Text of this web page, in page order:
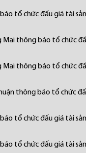
tổ chức đấu giá tài sản
Mai thông báo tổ chức
Mai thông báo tổ chức
thông báo tổ chức
tổ chức đấu giá tài sản
tổ chức đấu giá tài